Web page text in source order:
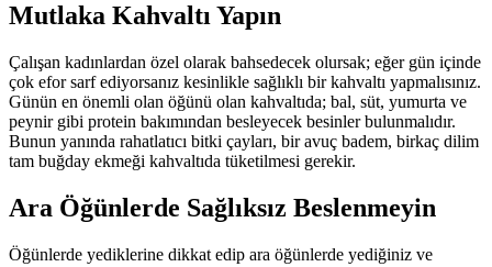
Mutlaka Kahvaltı Yapın
Çalışan kadınlardan özel olarak bahsedecek olursak; eğer gün içinde
çok efor sarf ediyorsanız kesinlikle sağlıklı bir kahvaltı yapmalısınız.
Günün en önemli olan öğünü olan kahvaltıda; bal, süt, yumurta ve
peynir gibi protein bakımından besleyecek besinler bulunmalıdır.
Bunun yanında rahatlatıcı bitki çayları, bir avuç badem, birkaç dilim
tam buğday ekmeği kahvaltıda tüketilmesi gerekir.
Ara Öğünlerde Sağlıksız Beslenmeyin
Öğünlerde yediklerine dikkat edip ara öğünlerde yediğiniz ve